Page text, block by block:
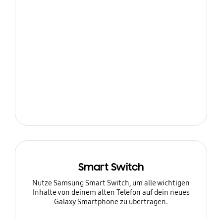
Smart Switch
Nutze Samsung Smart Switch, um alle wichtigen
Inhalte von deinem alten Telefon auf dein neues
Galaxy Smartphone zu übertragen.